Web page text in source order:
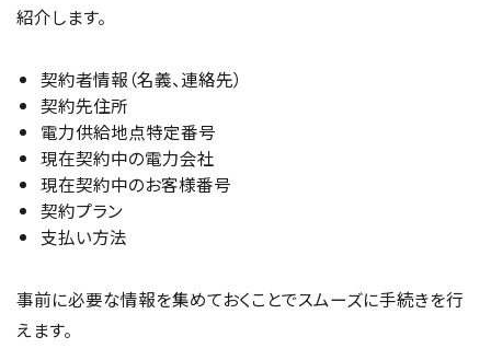
紹介します。
契約者情報（名義、連絡先）
契約先住所
電力供給地点特定番号
現在契約中の電力会社
現在契約中のお客様番号
契約プラン
支払い方法
事前に必要な情報を集めておくことでスムーズに手続きを行
えます。